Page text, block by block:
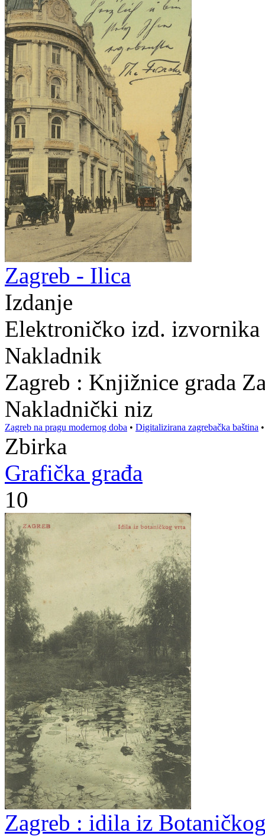
Zagreb - Ilica
Izdanje
Elektroničko izd.
Nakladnik
Zagreb : Knjižnice grada
Nakladnički niz
Zagreb na pragu modernog doba • Digitalizirana zagrebačka baština
Zbirka
Grafička građa
10
Zagreb : idila iz